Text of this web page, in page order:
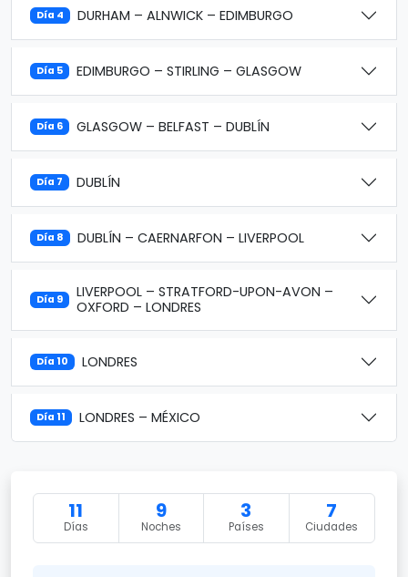
Día 4 DURHAM – ALNWICK – EDIMBURGO
Día 5 EDIMBURGO – STIRLING – GLASGOW
Día 6 GLASGOW – BELFAST – DUBLÍN
Día 7 DUBLÍN
Día 8 DUBLÍN – CAERNARFON – LIVERPOOL
Día 9
LIVERPOOL – STRATFORD-UPON-AVON –
OXFORD – LONDRES
Día 10 LONDRES
Día 11 LONDRES – MÉXICO
11
Días
9
Noches
3
Países
7
Ciudades